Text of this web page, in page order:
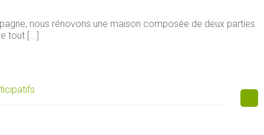
nous rénovons une maison composée de deux parties
tout [...]